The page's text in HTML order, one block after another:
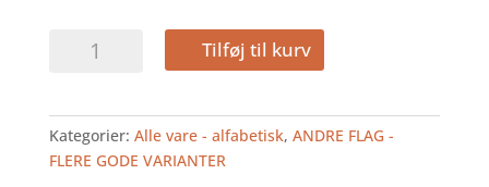
NORGE
I
PAPIR
antal
Tilføj til kurv
Kategorier: Alle vare - alfabetisk, ANDRE FLAG -
FLERE GODE VARIANTER